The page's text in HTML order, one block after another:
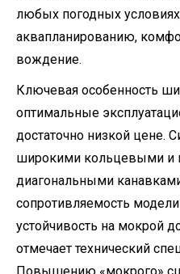
любых погодных
аквапланированию,
вождение.
Ключевая особенность
оптимальные
достаточно низкой цене.
широкими кольцевыми и
диагональными
сопротивляемость
устойчивость на мокрой
отмечает технический